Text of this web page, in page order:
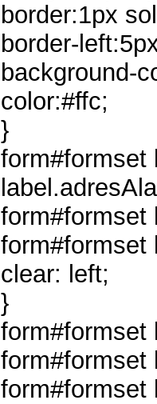
border:1px
border-
background-
color:#ffc;
}
form#formset
form#formset
form#formset
clear: left;
}
form#formset
form#formset
form#formset